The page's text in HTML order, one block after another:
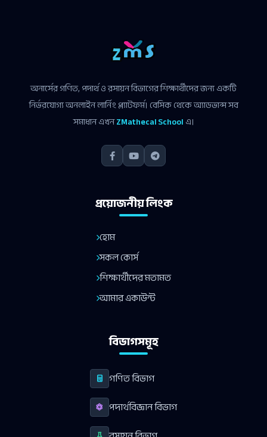
অনার্সের গণিত, পদার্থ ও রসায়ন বিভাগের শিক্ষার্থীদের জন্য একটি
নির্ভরযোগ্য অনলাইন লার্নিং প্ল্যাটফর্ম। বেসিক থেকে অ্যাডভান্স সব
সমাধান এখনZMathecal Schoolএ।
প্রয়োজনীয় লিংক
হোম
সকল কোর্স
শিক্ষার্থীদের মতামত
আমার একাউন্ট
বিভাগসমূহ
গণিত বিভাগ
পদার্থবিজ্ঞান বিভাগ